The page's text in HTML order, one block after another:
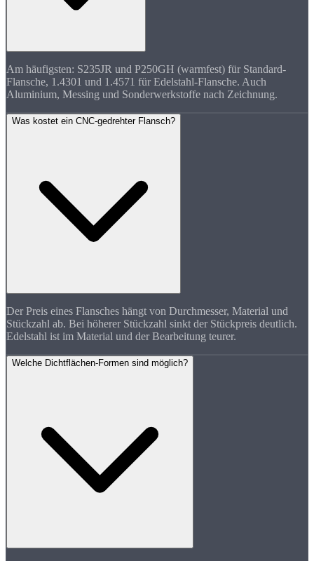
Am häufigsten: S235JR und P250GH (warmfest) für Standard-
Flansche, 1.4301 und 1.4571 für Edelstahl-Flansche. Auch
Aluminium, Messing und Sonderwerkstoffe nach Zeichnung.
Was kostet ein CNC-gedrehter Flansch?
Der Preis eines Flansches hängt von Durchmesser, Material und
Stückzahl ab. Bei höherer Stückzahl sinkt der Stückpreis deutlich.
Edelstahl ist im Material und der Bearbeitung teurer.
Welche Dichtflächen-Formen sind möglich?